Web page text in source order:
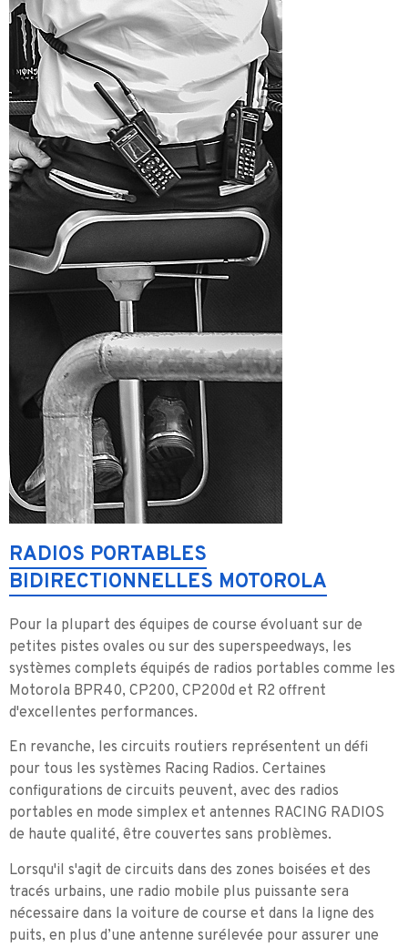
RADIOS PORTABLES
BIDIRECTIONNELLES MOTOROLA
Pour la plupart des équipes de course évoluant sur de
petites pistes ovales ou sur des superspeedways, les
systèmes complets équipés de radios portables comme les
Motorola BPR40, CP200, CP200d et R2 offrent
d'excellentes performances.
En revanche, les circuits routiers représentent un défi
pour tous les systèmes Racing Radios. Certaines
configurations de circuits peuvent, avec des radios
portables en mode simplex et antennes RACING RADIOS
de haute qualité, être couvertes sans problèmes.
Lorsqu'il s'agit de circuits dans des zones boisées et des
tracés urbains, une radio mobile plus puissante sera
nécessaire dans la voiture de course et dans la ligne des
puits, en plus d’une antenne surélevée pour assurer une